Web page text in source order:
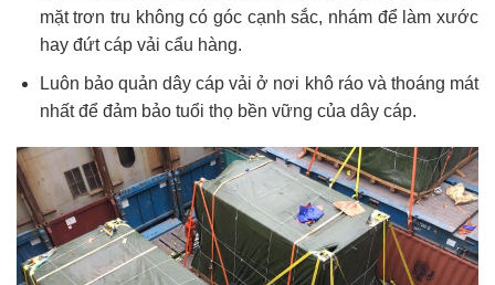
mặt trơn tru không có góc cạnh sắc, nhám để làm xước
hay đứt cáp vải cẩu hàng.
Luôn bảo quản dây cáp vải ở nơi khô ráo và thoáng mát
nhất để đảm bảo tuổi thọ bền vững của dây cáp.